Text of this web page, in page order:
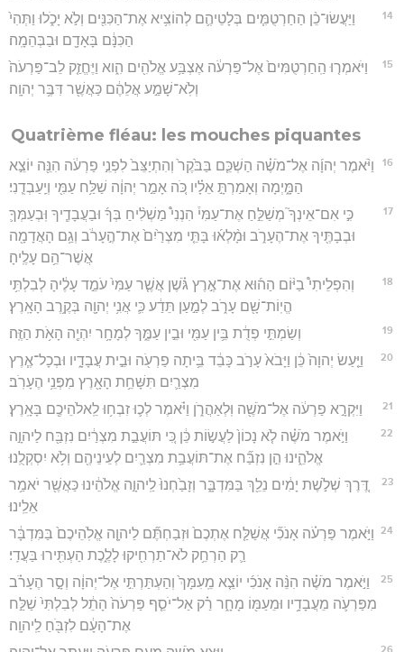
14
וַיַּעֲשׂוּ־כֵ֨ן הַחַרְטֻמִּ֧ים בְּלָטֵיהֶ֛ם לְהוֹצִ֥יא אֶת־הַכִּנִּ֖ים וְלֹ֣א יָכֹ֑לוּ וַתְּהִי֙
הַכִּנָּ֔ם בָּאָדָ֖ם וּבַבְּהֵמָֽה׃
15
וַיֹּאמְר֤וּ הַֽחַרְטֻמִּים֙ אֶל־פַּרְעֹ֔ה אֶצְבַּ֥ע אֱלֹהִ֖ים הִ֑וא וַיֶּחֱזַ֤ק לֵב־פַּרְעֹה֙
וְלֹֽא־שָׁמַ֣ע אֲלֵהֶ֔ם כַּאֲשֶׁ֖ר דִּבֶּ֥ר יְהוָֽה׃
Quatrième fléau: les mouches piquantes
16
וַיֹּ֨אמֶר יְהוָ֜ה אֶל־מֹשֶׁ֗ה הַשְׁכֵּ֤ם בַּבֹּ֙קֶר֙ וְהִתְיַצֵּב֙ לִפְנֵ֣י פַרְעֹ֔ה הִנֵּ֖ה יוֹצֵ֣א
הַמָּ֑יְמָה וְאָמַרְתָּ֣ אֵלָ֗יו כֹּ֚ה אָמַ֣ר יְהוָ֔ה שַׁלַּ֥ח עַמִּ֖י וְיַֽעַבְדֻֽנִי׃
17
כִּ֣י אִם־אֵינְךָ֮ מְשַׁלֵּ֣חַ אֶת־עַמִּי֒ הִנְנִי֩ מַשְׁלִ֨יחַ בְּךָ֜ וּבַעֲבָדֶ֧יךָ וּֽבְעַמְּךָ֛
וּבְבָתֶּ֖יךָ אֶת־הֶעָרֹ֑ב וּמָ֨לְא֜וּ בָּתֵּ֤י מִצְרַ֙יִם֙ אֶת־הֶ֣עָרֹ֔ב וְגַ֥ם הָאֲדָמָ֖ה
אֲשֶׁר־הֵ֥ם עָלֶֽיהָ׃
18
וְהִפְלֵיתִי֩ בַיּ֨וֹם הַה֜וּא אֶת־אֶ֣רֶץ גֹּ֗שֶׁן אֲשֶׁ֤ר עַמִּי֙ עֹמֵ֣ד עָלֶ֔יהָ לְבִלְתִּ֥י
הֱיֽוֹת־שָׁ֖ם עָרֹ֑ב לְמַ֣עַן תֵּדַ֔ע כִּ֛י אֲנִ֥י יְהוָ֖ה בְּקֶ֥רֶב הָאָֽרֶץ׃
19 וְשַׂמְתִּ֣י פְדֻ֔ת בֵּ֥ין עַמִּ֖י וּבֵ֣ין עַמֶּ֑ךָ לְמָחָ֥ר יִהְיֶ֖ה הָאֹ֥ת הַזֶּֽה׃
20
וַיַּ֤עַשׂ יְהוָה֙ כֵּ֔ן וַיָּבֹא֙ עָרֹ֣ב כָּבֵ֔ד בֵּ֥יתָה פַרְעֹ֖ה וּבֵ֣ית עֲבָדָ֑יו וּבְכָל־אֶ֧רֶץ
מִצְרַ֛יִם תִּשָּׁחֵ֥ת הָאָ֖רֶץ מִפְּנֵ֥י הֶעָרֹֽב׃
21 וַיִּקְרָ֣א פַרְעֹ֔ה אֶל־מֹשֶׁ֖ה וּֽלְאַהֲרֹ֑ן וַיֹּ֗אמֶר לְכ֛וּ זִבְח֥וּ לֵֽאלֹהֵיכֶ֖ם בָּאָֽרֶץ׃
22
וַיֹּ֣אמֶר מֹשֶׁ֗ה לֹ֤א נָכוֹן֙ לַעֲשׂ֣וֹת כֵּ֔ן כִּ֚י תּוֹעֲבַ֣ת מִצְרַ֔יִם נִזְבַּ֖ח לַיהוָ֣ה
אֱלֹהֵ֑ינוּ הֵ֣ן נִזְבַּ֞ח אֶת־תּוֹעֲבַ֥ת מִצְרַ֛יִם לְעֵינֵיהֶ֖ם וְלֹ֥א יִסְקְלֻֽנוּ׃
23
דֶּ֚רֶךְ שְׁלֹ֣שֶׁת יָמִ֔ים נֵלֵ֖ךְ בַּמִּדְבָּ֑ר וְזָבַ֙חְנוּ֙ לַֽיהוָ֣ה אֱלֹהֵ֔ינוּ כַּאֲשֶׁ֖ר יֹאמַ֥ר
אֵלֵֽינוּ׃
24
וַיֹּ֣אמֶר פַּרְעֹ֗ה אָנֹכִ֞י אֲשַׁלַּ֤ח אֶתְכֶם֙ וּזְבַחְתֶּ֞ם לַיהוָ֤ה אֱלֹֽהֵיכֶם֙ בַּמִּדְבָּ֔ר
רַ֛ק הַרְחֵ֥ק לֹא־תַרְחִ֖יקוּ לָלֶ֑כֶת הַעְתִּ֖ירוּ בַּעֲדִֽי׃
25
וַיֹּ֣אמֶר מֹשֶׁ֗ה הִנֵּ֨ה אָנֹכִ֜י יוֹצֵ֤א מֵֽעִמָּךְ֙ וְהַעְתַּרְתִּ֣י אֶל־יְהוָ֔ה וְסָ֣ר הֶעָרֹ֗ב
מִפַּרְעֹ֛ה מֵעֲבָדָ֥יו וּמֵעַמּ֖וֹ מָחָ֑ר רַ֗ק אַל־יֹסֵ֤ף פַּרְעֹה֙ הָתֵ֔ל לְבִלְתִּי֙ שַׁלַּ֣ח
אֶת־הָעָ֔ם לִזְבֹּ֖חַ לַֽיהוָֽה׃
26